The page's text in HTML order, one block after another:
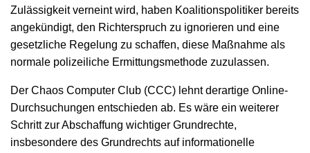
Zulässigkeit verneint wird, haben Koalitionspolitiker bereits
angekündigt, den Richterspruch zu ignorieren und eine
gesetzliche Regelung zu schaffen, diese Maßnahme als
normale polizeiliche Ermittungsmethode zuzulassen.
Der Chaos Computer Club (CCC) lehnt derartige Online-
Durchsuchungen entschieden ab. Es wäre ein weiterer
Schritt zur Abschaffung wichtiger Grundrechte,
insbesondere des Grundrechts auf informationelle